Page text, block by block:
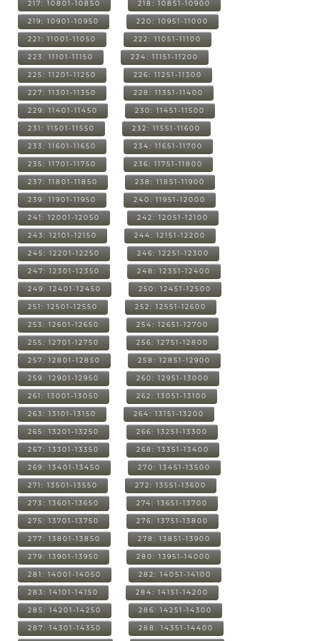
217: 10801-10850 218: 10851-10900
219: 10901-10950 220: 10951-11000
221: 11001-11050 222: 11051-11100
223: 11101-11150 224: 11151-11200
225: 11201-11250 226: 11251-11300
227: 11301-11350 228: 11351-11400
229: 11401-11450 230: 11451-11500
231: 11501-11550 232: 11551-11600
233: 11601-11650 234: 11651-11700
235: 11701-11750 236: 11751-11800
237: 11801-11850 238: 11851-11900
239: 11901-11950 240: 11951-12000
241: 12001-12050 242: 12051-12100
243: 12101-12150 244: 12151-12200
245: 12201-12250 246: 12251-12300
247: 12301-12350 248: 12351-12400
249: 12401-12450 250: 12451-12500
251: 12501-12550 252: 12551-12600
253: 12601-12650 254: 12651-12700
255: 12701-12750 256: 12751-12800
257: 12801-12850 258: 12851-12900
259: 12901-12950 260: 12951-13000
261: 13001-13050 262: 13051-13100
263: 13101-13150 264: 13151-13200
265: 13201-13250 266: 13251-13300
267: 13301-13350 268: 13351-13400
269: 13401-13450 270: 13451-13500
271: 13501-13550 272: 13551-13600
273: 13601-13650 274: 13651-13700
275: 13701-13750 276: 13751-13800
277: 13801-13850 278: 13851-13900
279: 13901-13950 280: 13951-14000
281: 14001-14050 282: 14051-14100
283: 14101-14150 284: 14151-14200
285: 14201-14250 286: 14251-14300
287: 14301-14350 288: 14351-14400